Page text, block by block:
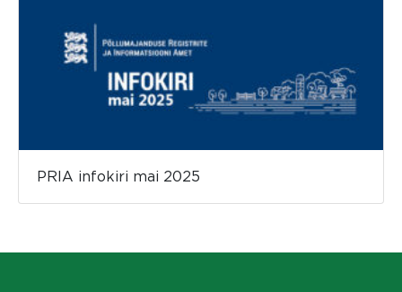
PRIA infokiri mai 2025